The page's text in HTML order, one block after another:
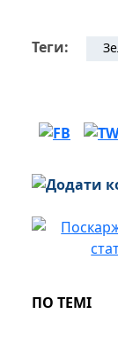
Теги:
ПО ТЕМІ